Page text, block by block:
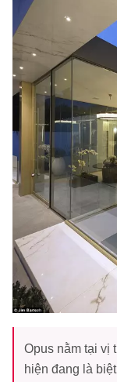
Opus nằm tại vị
hiện đang là